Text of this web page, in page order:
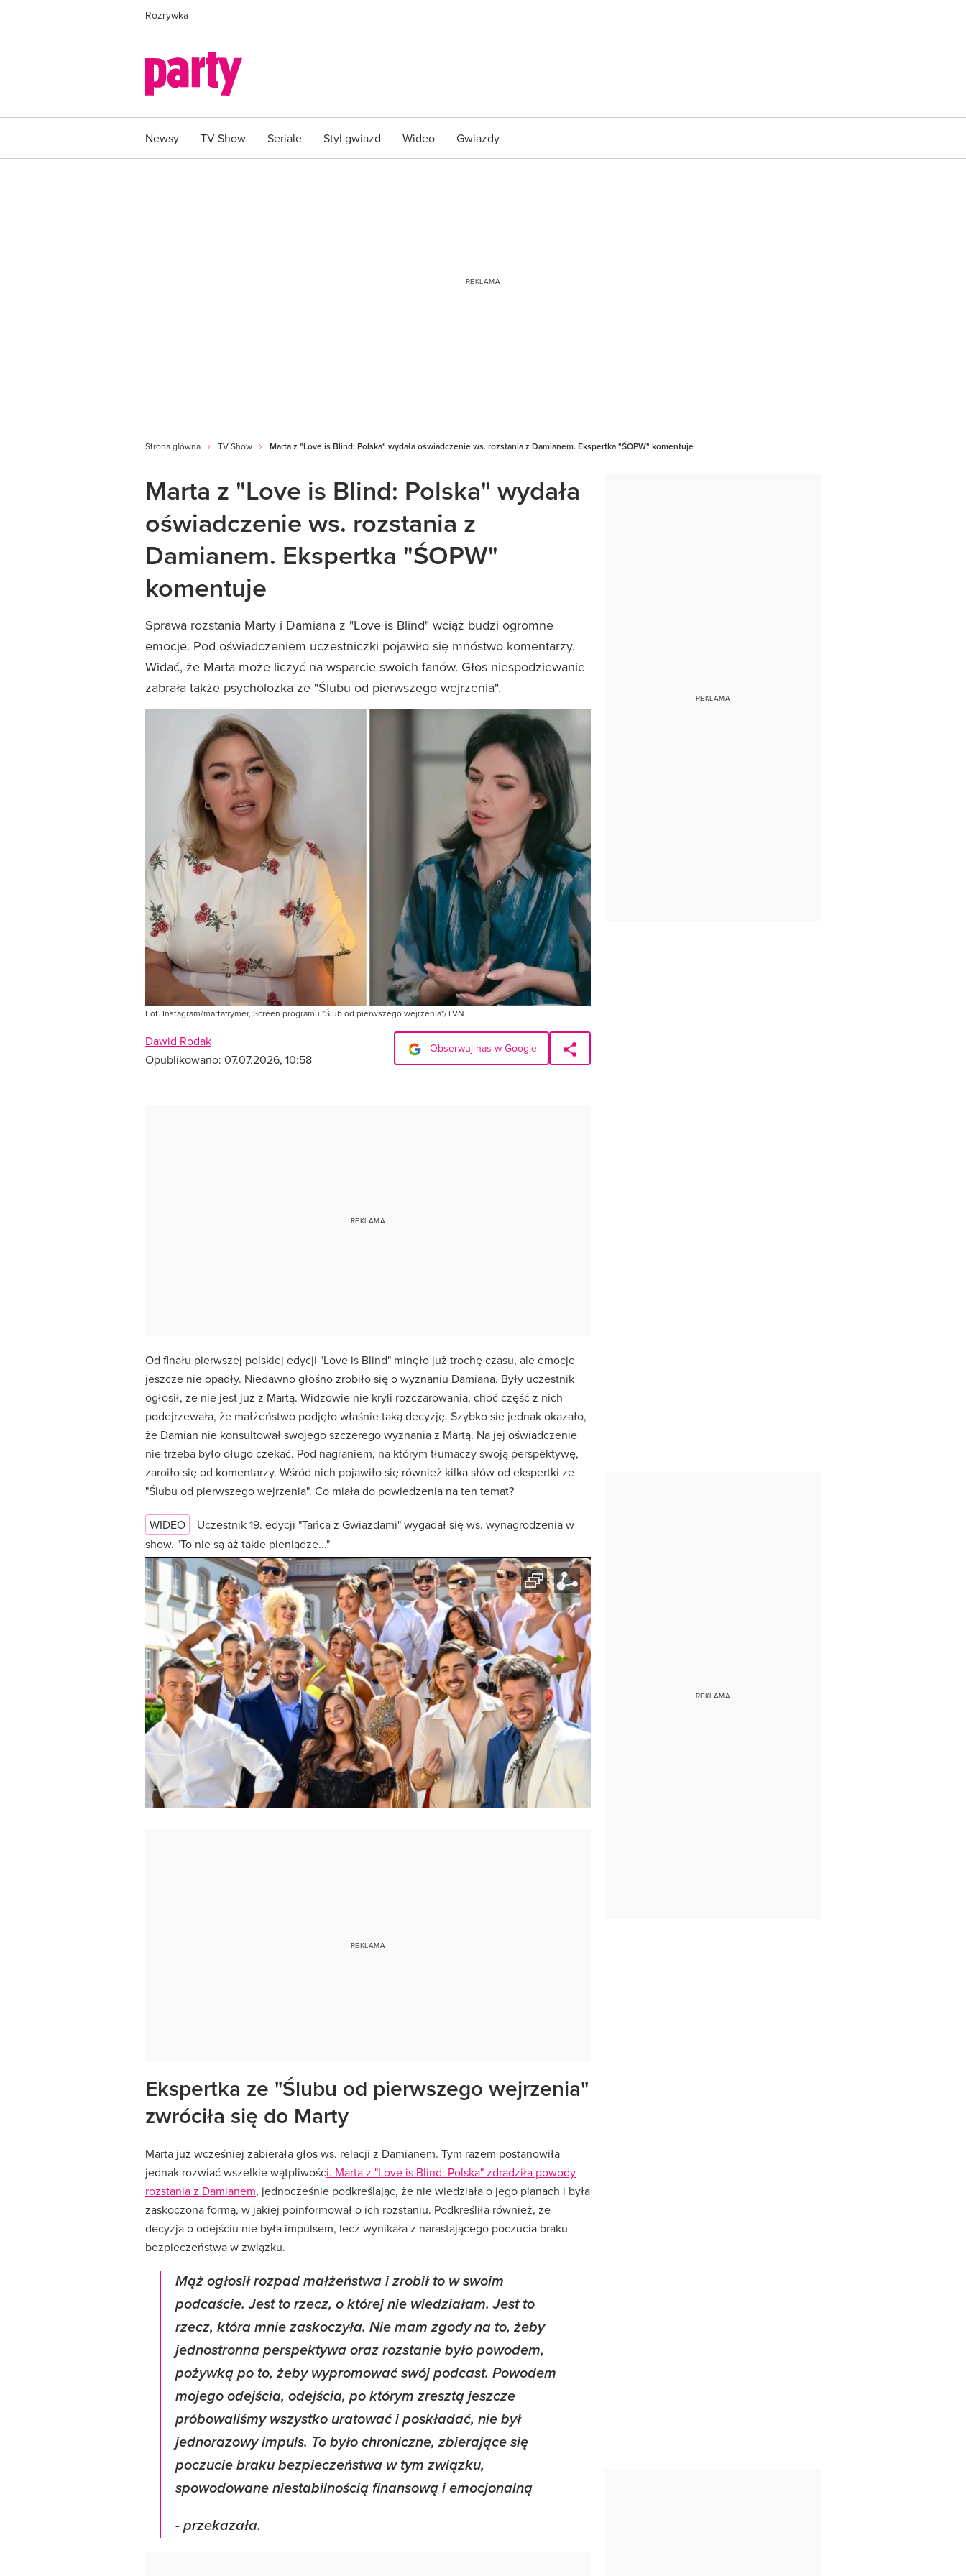
Rozrywka
Newsy TV Show Seriale Styl gwiazd Wideo Gwiazdy
Strona główna TV Show Marta z "Love is Blind: Polska" wydała oświadczenie ws. rozstania z Damianem. Ekspertka "ŚOPW" komentuje
Marta z "Love is Blind: Polska" wydała
oświadczenie ws. rozstania z
Damianem. Ekspertka "ŚOPW"
komentuje
Sprawa rozstania Marty i Damiana z "Love is Blind" wciąż budzi ogromne
emocje. Pod oświadczeniem uczestniczki pojawiło się mnóstwo komentarzy.
Widać, że Marta może liczyć na wsparcie swoich fanów. Głos niespodziewanie
zabrała także psycholożka ze "Ślubu od pierwszego wejrzenia".
Fot. Instagram/martafrymer, Screen programu "Ślub od pierwszego wejrzenia"/TVN
Dawid Rodak
Opublikowano: 07.07.2026, 10:58
Obserwuj nas w Google
Od finału pierwszej polskiej edycji "Love is Blind" minęło już trochę czasu, ale emocje
jeszcze nie opadły. Niedawno głośno zrobiło się o wyznaniu Damiana. Były uczestnik
ogłosił, że nie jest już z Martą. Widzowie nie kryli rozczarowania, choć część z nich
podejrzewała, że małżeństwo podjęło właśnie taką decyzję. Szybko się jednak okazało,
że Damian nie konsultował swojego szczerego wyznania z Martą. Na jej oświadczenie
nie trzeba było długo czekać. Pod nagraniem, na którym tłumaczy swoją perspektywę,
zaroiło się od komentarzy. Wśród nich pojawiło się również kilka słów od ekspertki ze
"Ślubu od pierwszego wejrzenia". Co miała do powiedzenia na ten temat?
WIDEO
Uczestnik 19. edycji "Tańca z Gwiazdami" wygadał się ws. wynagrodzenia w
show. "To nie są aż takie pieniądze..."
Ekspertka ze "Ślubu od pierwszego wejrzenia"
zwróciła się do Marty
Marta już wcześniej zabierała głos ws. relacji z Damianem. Tym razem postanowiła
jednak rozwiać wszelkie wątpliwości. Marta z "Love is Blind: Polska" zdradziła powody
rozstania z Damianem, jednocześnie podkreślając, że nie wiedziała o jego planach i była
zaskoczona formą, w jakiej poinformował o ich rozstaniu. Podkreśliła również, że
decyzja o odejściu nie była impulsem, lecz wynikała z narastającego poczucia braku
bezpieczeństwa w związku.
Mąż ogłosił rozpad małżeństwa i zrobił to w swoim
podcaście. Jest to rzecz, o której nie wiedziałam. Jest to
rzecz, która mnie zaskoczyła. Nie mam zgody na to, żeby
jednostronna perspektywa oraz rozstanie było powodem,
pożywką po to, żeby wypromować swój podcast. Powodem
mojego odejścia, odejścia, po którym zresztą jeszcze
próbowaliśmy wszystko uratować i poskładać, nie był
jednorazowy impuls. To było chroniczne, zbierające się
poczucie braku bezpieczeństwa w tym związku,
spowodowane niestabilnością finansową i emocjonalną
- przekazała.